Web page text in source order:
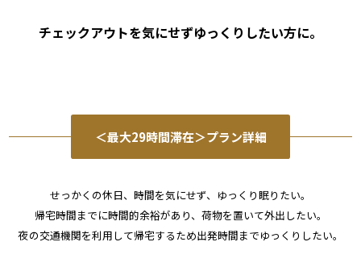
チェックアウトを気にせずゆっくりしたい方に。
＜最大29時間滞在＞プラン詳細
せっかくの休日、時間を気にせず、ゆっくり眠りたい。
帰宅時間までに時間的余裕があり、荷物を置いて外出したい。
夜の交通機関を利用して帰宅するため出発時間までゆっくりしたい。